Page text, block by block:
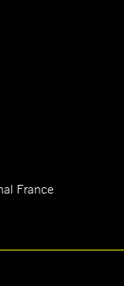
France